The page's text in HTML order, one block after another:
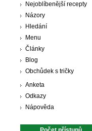
Nejoblíbenější recepty
Názory
Hledání
Menu
Články
Blog
Obchůdek s tričky
Anketa
Odkazy
Nápověda